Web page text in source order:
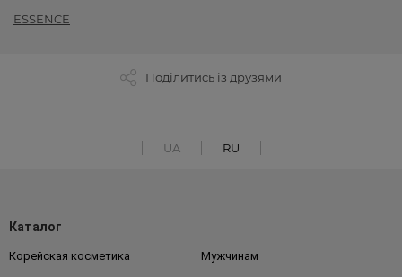
ESSENCE
Поділитись із друзями
UA RU
Каталог
Корейская косметика Мужчинам